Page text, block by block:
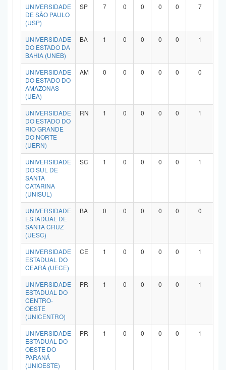
UNIVERSIDADE
DE SÃO PAULO
(USP)
SP 7 0 0 0 0 7
UNIVERSIDADE
DO ESTADO DA
BAHIA (UNEB)
BA 1 0 0 0 0 1
UNIVERSIDADE
DO ESTADO DO
AMAZONAS
(UEA)
AM 0 0 0 0 0 0
UNIVERSIDADE
DO ESTADO DO
RIO GRANDE
DO NORTE
(UERN)
RN 1 0 0 0 0 1
UNIVERSIDADE
DO SUL DE
SANTA
CATARINA
(UNISUL)
SC 1 0 0 0 0 1
UNIVERSIDADE
ESTADUAL DE
SANTA CRUZ
(UESC)
BA 0 0 0 0 0 0
UNIVERSIDADE
ESTADUAL DO
CEARÁ (UECE)
CE 1 0 0 0 0 1
UNIVERSIDADE
ESTADUAL DO
CENTRO-
OESTE
(UNICENTRO)
PR 1 0 0 0 0 1
UNIVERSIDADE
ESTADUAL DO
OESTE DO
PARANÁ
(UNIOESTE)
PR 1 0 0 0 0 1